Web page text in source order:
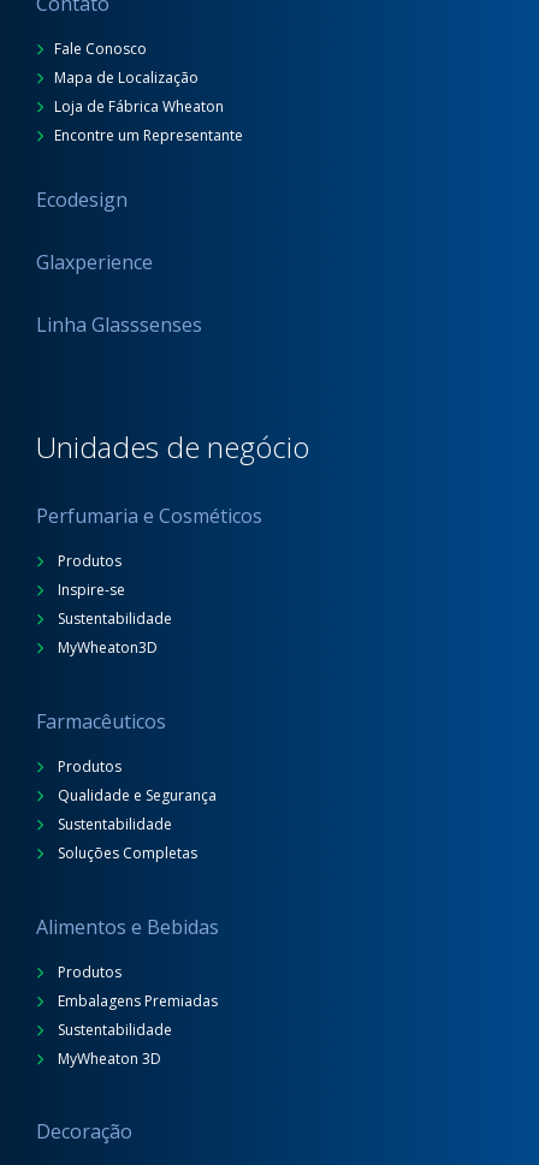
Fale Conosco
Mapa de Localização
Loja de Fábrica Wheaton
Encontre um Representante
Ecodesign
Glaxperience
Linha Glasssenses
Unidades de negócio
Perfumaria e Cosméticos
Produtos
Inspire-se
Sustentabilidade
MyWheaton3D
Farmacêuticos
Produtos
Qualidade e Segurança
Sustentabilidade
Soluções Completas
Alimentos e Bebidas
Produtos
Embalagens Premiadas
Sustentabilidade
MyWheaton 3D
Decoração